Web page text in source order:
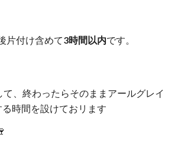
片付け含めて3時間以内です。
て、終わったらそのままアールグレイ
時間を設けておリます